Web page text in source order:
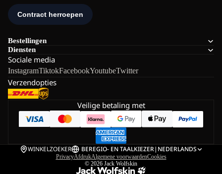
Bestellingen
Diensten
Sociale media
InstagramTiktokFacebookYoutubeTwitter
Verzendopties
Veilige betaling met
WINKELZOEKER BEREGIO- EN TAALKIEZER| NEDERLANDS
PrivacyAfdrukAlgemene voorwaardenCookies
© 2026 Jack Wolfskin